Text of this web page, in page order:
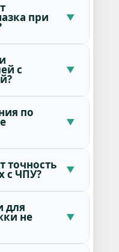
при
с
по
точность
с ЧПУ?
для
не